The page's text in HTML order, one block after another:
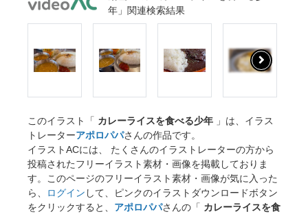
年」関連検索結果
このイラスト「 カレーライスを食べる少年 」は、イラス
トレーターアポロパパさんの作品です。
イラストACには、 たくさんのイラストレーターの方から
投稿されたフリーイラスト素材・画像を掲載しておりま
す。このページのフリーイラスト素材・画像が気に入った
ら、
ログイン して、ピンクのイラストダウンロードボタン
をクリックすると、 アポロパパさんの「 カレーライスを食